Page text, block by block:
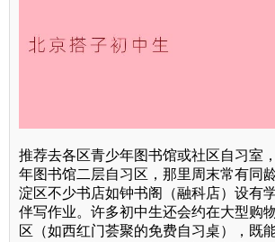
推荐去各区青少年图书馆或社区自习室
年图书馆二层自习区，那里周末常有同
淀区不少书店如钟书阁（融科店）设有
伴写作业。许多初中生还会约在大型购
区（如西红门荟聚的免费自习桌），既